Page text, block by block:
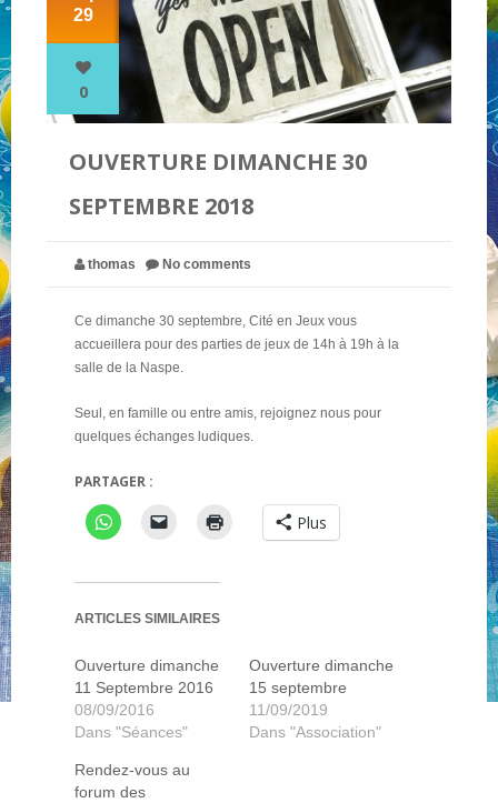
NOS PARTENAIRES
NOUS CONTACTER !
29
0
OUVERTURE DIMANCHE 30
SEPTEMBRE 2018
thomas No comments
Ce dimanche 30 septembre, Cité en Jeux vous
accueillera pour des parties de jeux de 14h à 19h à la
salle de la Naspe.
Seul, en famille ou entre amis, rejoignez nous pour
quelques échanges ludiques.
PARTAGER :
Plus
ARTICLES SIMILAIRES
Ouverture dimanche
11 Septembre 2016
08/09/2016
Dans "Séances"
Ouverture dimanche
15 septembre
11/09/2019
Dans "Association"
Rendez-vous au
forum des